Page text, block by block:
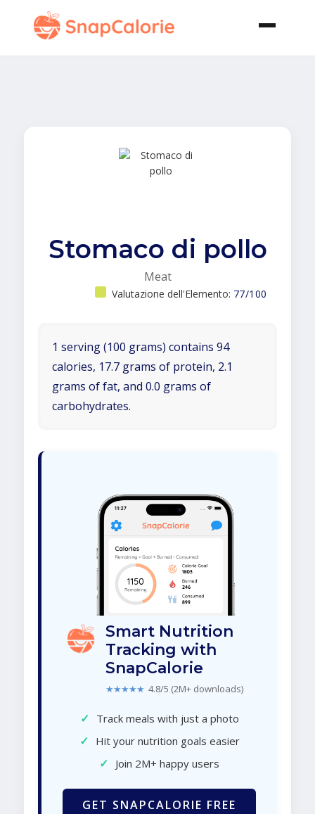
Stomaco di pollo
Meat
Valutazione dell'Elemento: 77/100
1 serving (100 grams) contains 94
calories, 17.7 grams of protein, 2.1
grams of fat, and 0.0 grams of
carbohydrates.
Smart Nutrition
Tracking with
SnapCalorie
★★★★★ 4.8/5 (2M+ downloads)
✓ Track meals with just a photo
✓ Hit your nutrition goals easier
✓ Join 2M+ happy users
GET SNAPCALORIE FREE